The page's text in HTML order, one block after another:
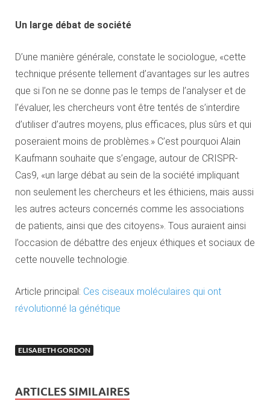
Un large débat de société
D’une manière générale, constate le sociologue, «cette
technique présente tellement d’avantages sur les autres
que si l’on ne se donne pas le temps de l’analyser et de
l’évaluer, les chercheurs vont être tentés de s’interdire
d’utiliser d’autres moyens, plus efficaces, plus sûrs et qui
poseraient moins de problèmes.» C’est pourquoi Alain
Kaufmann souhaite que s’engage, autour de CRISPR-
Cas9, «un large débat au sein de la société impliquant
non seulement les chercheurs et les éthiciens, mais aussi
les autres acteurs concernés comme les associations
de patients, ainsi que des citoyens». Tous auraient ainsi
l’occasion de débattre des enjeux éthiques et sociaux de
cette nouvelle technologie.
Article principal: Ces ciseaux moléculaires qui ont
révolutionné la génétique
ELISABETH GORDON
ARTICLES SIMILAIRES